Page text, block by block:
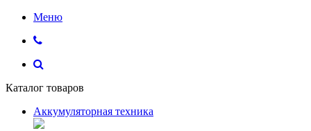
Меню
Каталог товаров
Аккумуляторная техника